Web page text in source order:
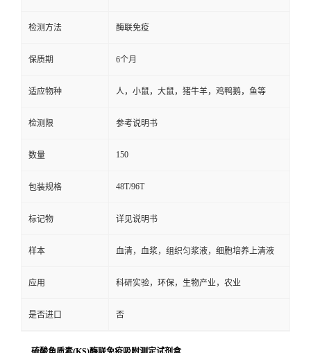
检测方法 酶联免疫
保质期 6个月
适应物种 人，小鼠，大鼠，猪牛羊，鸡鸭鹅，鱼等
检测限 参考说明书
数量 150
包装规格 48T/96T
标记物 详见说明书
样本 血清，血浆，组织匀浆液，细胞培养上清液
应用 科研实验，环保，生物产业，农业
是否进口 否